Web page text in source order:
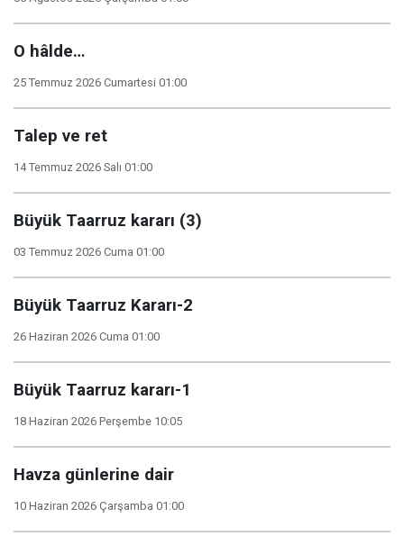
O hâlde…
25 Temmuz 2026 Cumartesi 01:00
Talep ve ret
14 Temmuz 2026 Salı 01:00
Büyük Taarruz kararı (3)
03 Temmuz 2026 Cuma 01:00
Büyük Taarruz Kararı-2
26 Haziran 2026 Cuma 01:00
Büyük Taarruz kararı-1
18 Haziran 2026 Perşembe 10:05
Havza günlerine dair
10 Haziran 2026 Çarşamba 01:00